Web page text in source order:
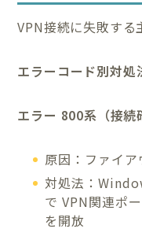
VPN接続に失敗する
エラーコード別対処
エラー 800系（接続
原因：ファイ
対処法：
で VPN関連ポ
を開放